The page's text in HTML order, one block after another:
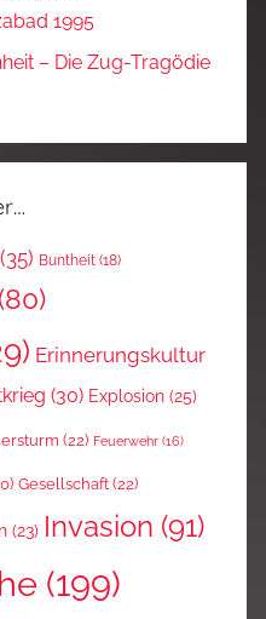
1995
– Die Zug-Tragödie
(35) Buntheit (18)
(80)
Erinnerungskultur
(30) Explosion (25)
(22) Feuerwehr (16)
Gesellschaft(22)
(23) Invasion (91)
(199)